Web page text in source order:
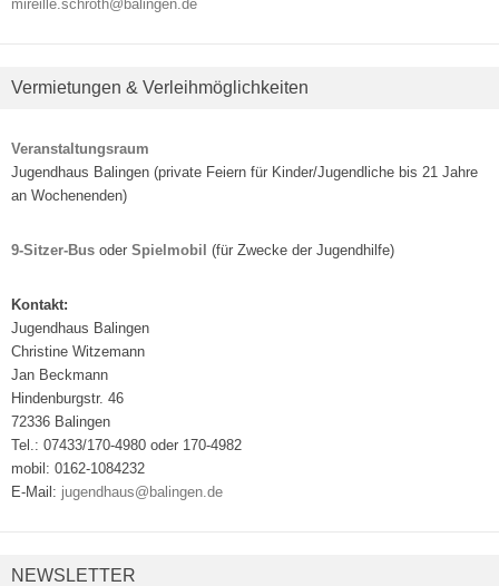
mireille.schroth@balingen.de
Vermietungen & Verleihmöglichkeiten
Veranstaltungsraum
Jugendhaus Balingen (private Feiern für Kinder/Jugendliche bis 21 Jahre
an Wochenenden)
9-Sitzer-Bus oder Spielmobil (für Zwecke der Jugendhilfe)
Kontakt:
Jugendhaus Balingen
Christine Witzemann
Jan Beckmann
Hindenburgstr. 46
72336 Balingen
Tel.: 07433/170-4980 oder 170-4982
mobil: 0162-1084232
E-Mail: jugendhaus@balingen.de
NEWSLETTER